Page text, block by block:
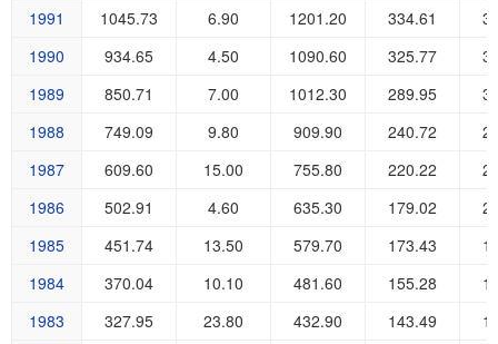
1991
1045.73 6.90 1201.20 334.61
1990
934.65 4.50 1090.60 325.77
1989
850.71 7.00 1012.30 289.95
1988
749.09 9.80 909.90 240.72
1987
609.60 15.00 755.80 220.22
1986
502.91 4.60 635.30 179.02
1985
451.74 13.50 579.70 173.43
1984
370.04 10.10 481.60 155.28
1983
327.95 23.80 432.90 143.49